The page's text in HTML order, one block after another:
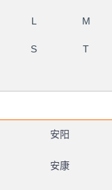
L M
S T
安阳
安康